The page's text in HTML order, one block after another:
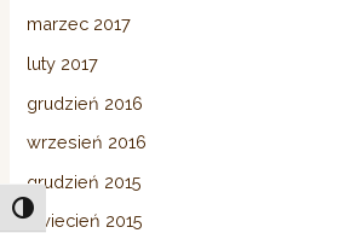
Toggle High Contrast
marzec 2017
luty 2017
grudzień 2016
wrzesień 2016
grudzień 2015
kwiecień 2015